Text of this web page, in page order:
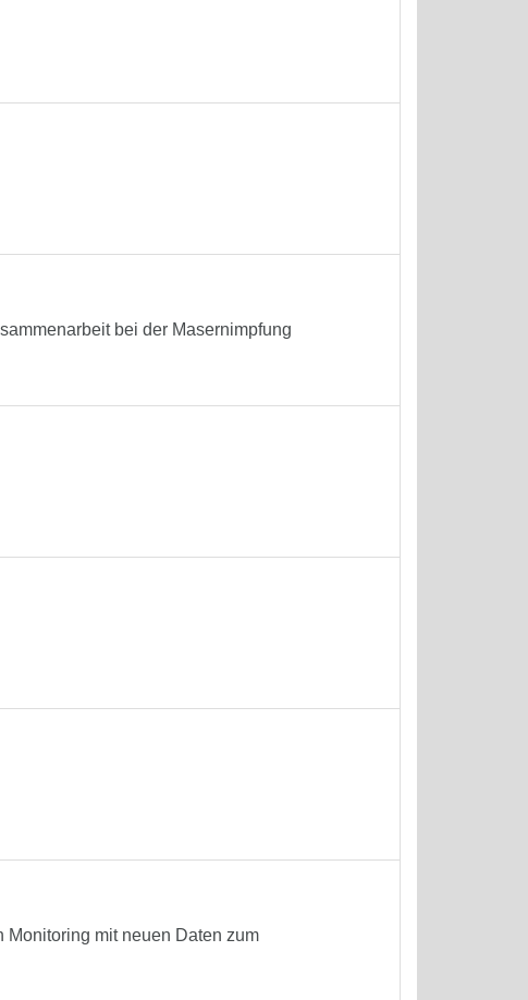
bei der Masernimpfung
Monitoring mit neuen Daten zum